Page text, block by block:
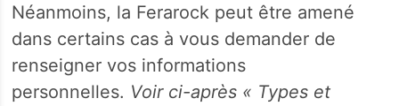
Néanmoins, la Ferarock peut être amené
dans certains cas à vous demander de
renseigner vos informations
personnelles. Voir ci-après « Types et